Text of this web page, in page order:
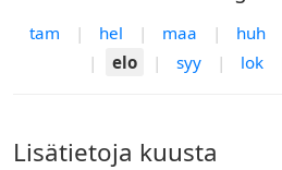
tam | hel | maa | huh
|
elo | syy | lok
Lisätietoja kuusta